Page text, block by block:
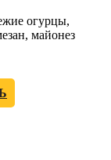
огурцы,
майонез